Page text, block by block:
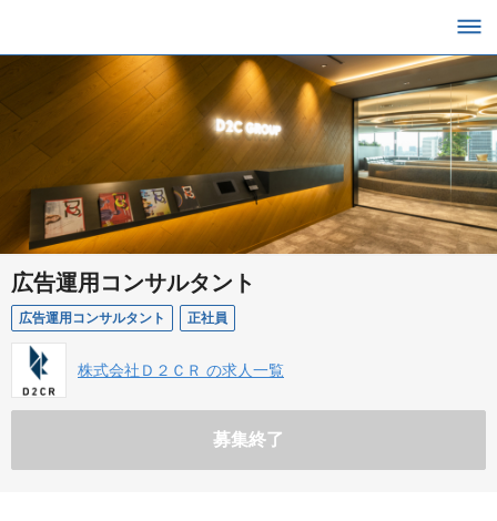
広告運用コンサルタント
広告運用コンサルタント 正社員
株式会社Ｄ２ＣＲ の求人一覧
募集終了